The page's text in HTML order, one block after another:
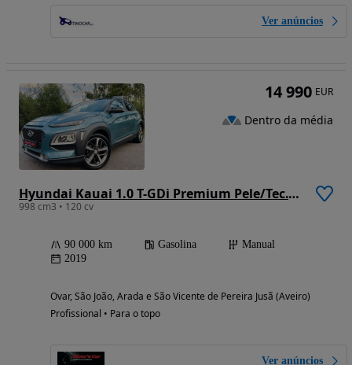
Ver anúncios
Hyundai Kauai 1.0 T-GDi Premium Pele/Tec.Vermelho
998 cm3 • 120 cv
90 000 km Gasolina
Manual
2019
Ovar, São João, Arada e São Vicente de Pereira Jusã (Aveiro)
Profissional • Para o topo
Ver anúncios
14 990 EUR
Dentro da média